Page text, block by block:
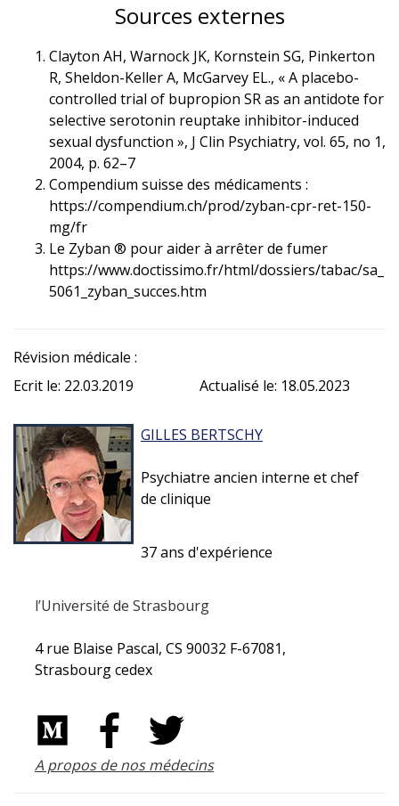
Sources externes
Clayton AH, Warnock JK, Kornstein SG, Pinkerton
R, Sheldon-Keller A, McGarvey EL., « A placebo-
controlled trial of bupropion SR as an antidote for
selective serotonin reuptake inhibitor-induced
sexual dysfunction », J Clin Psychiatry, vol. 65, no 1,‎
2004, p. 62–7
Compendium suisse des médicaments :
https://compendium.ch/prod/zyban-cpr-ret-150-
mg/fr
Le Zyban ® pour aider à arrêter de fumer
https://www.doctissimo.fr/html/dossiers/tabac/sa_
5061_zyban_succes.htm
Révision médicale :
Ecrit le: 22.03.2019
Actualisé le: 18.05.2023
GILLES BERTSCHY
Psychiatre ancien interne et chef
de clinique
37 ans d'expérience
l’Université de Strasbourg
4 rue Blaise Pascal, CS 90032 F-67081,
Strasbourg cedex
A propos de nos médecins